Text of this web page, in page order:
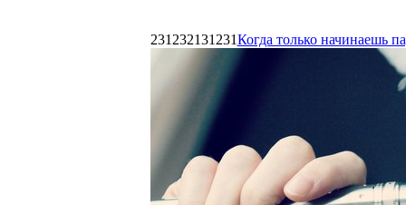
231232131231Когда только начинаешь